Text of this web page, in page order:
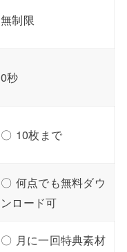
無制限
0秒
〇 10枚まで
〇 何点でも無料ダウ
ンロード可
〇 月に一回特典素材